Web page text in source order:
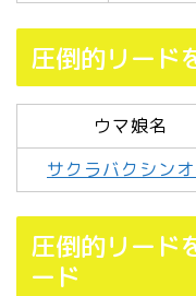
圧倒的リード
ウマ娘名
サクラバクシン
圧倒的リード
ード